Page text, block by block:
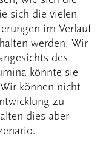
sich die vielen
im Verlauf
werden. Wir
des
könnte sie
können nicht
zu
dies aber